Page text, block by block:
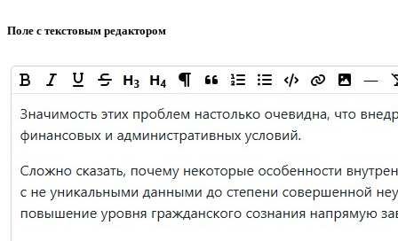
Поле с текстовым редактором